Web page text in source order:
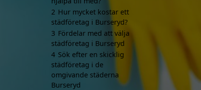
2 Hur mycket kostar ett
städföretag i Burseryd?
3 Fördelar med att välja
städföretag i Burseryd
4 Sök efter en skicklig
städföretag i de
omgivande städerna
Burseryd